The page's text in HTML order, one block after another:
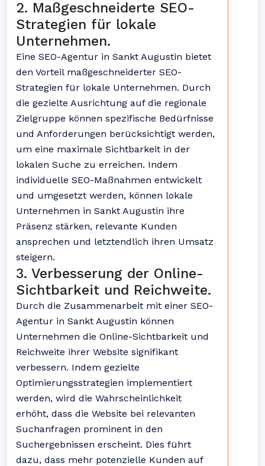
2. Maßgeschneiderte SEO-
Strategien für lokale
Unternehmen.
Eine SEO-Agentur in Sankt Augustin bietet
den Vorteil maßgeschneiderter SEO-
Strategien für lokale Unternehmen. Durch
die gezielte Ausrichtung auf die regionale
Zielgruppe können spezifische Bedürfnisse
und Anforderungen berücksichtigt werden,
um eine maximale Sichtbarkeit in der
lokalen Suche zu erreichen. Indem
individuelle SEO-Maßnahmen entwickelt
und umgesetzt werden, können lokale
Unternehmen in Sankt Augustin ihre
Präsenz stärken, relevante Kunden
ansprechen und letztendlich ihren Umsatz
steigern.
3. Verbesserung der Online-
Sichtbarkeit und Reichweite.
Durch die Zusammenarbeit mit einer SEO-
Agentur in Sankt Augustin können
Unternehmen die Online-Sichtbarkeit und
Reichweite ihrer Website signifikant
verbessern. Indem gezielte
Optimierungsstrategien implementiert
werden, wird die Wahrscheinlichkeit
erhöht, dass die Website bei relevanten
Suchanfragen prominent in den
Suchergebnissen erscheint. Dies führt
dazu, dass mehr potenzielle Kunden auf